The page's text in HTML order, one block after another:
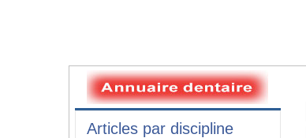
Articles par discipline